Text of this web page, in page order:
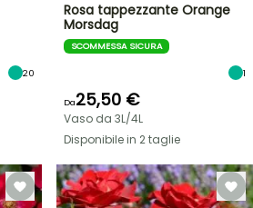
20
Rosa tappezzante Orange
Morsdag
SCOMMESSA SICURA
1
Da25,50 €
Vaso da 3L/4L
Disponibile in 2 taglie